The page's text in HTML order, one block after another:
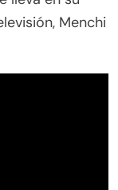
Menchi